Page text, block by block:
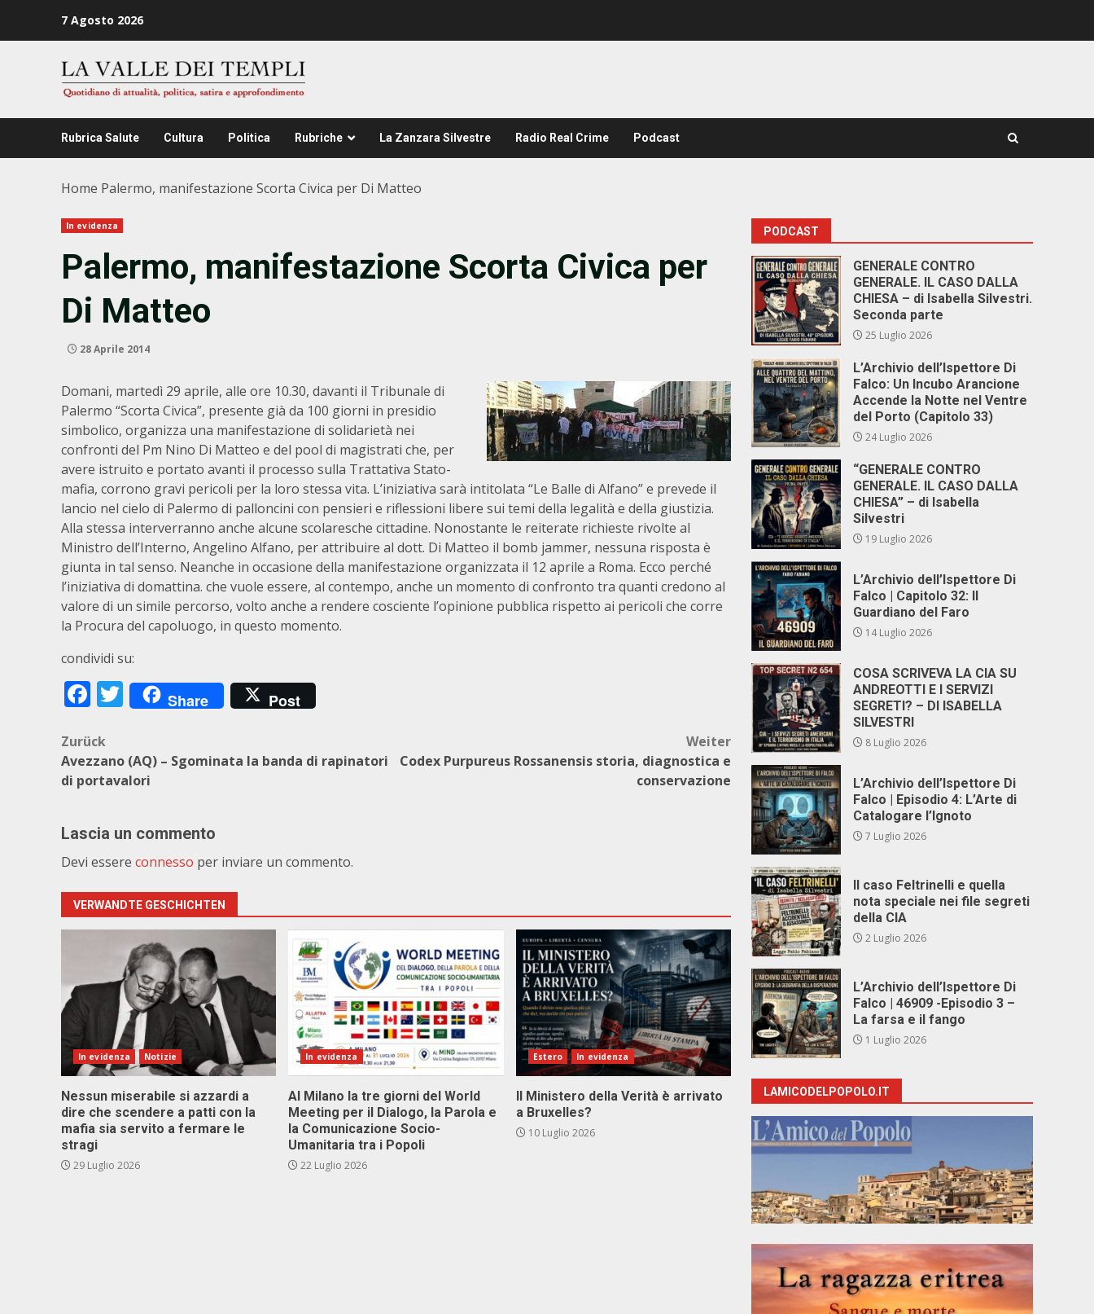
7 Agosto 2026
Rubrica Salute Cultura Politica Rubriche La Zanzara Silvestre Radio Real Crime Podcast
Home Palermo, manifestazione Scorta Civica per Di Matteo
In evidenza
Palermo, manifestazione Scorta Civica per
Di Matteo
28 Aprile 2014
Domani, martedì 29 aprile, alle ore 10.30, davanti il Tribunale di
Palermo “Scorta Civica”, presente già da 100 giorni in presidio
simbolico, organizza una manifestazione di solidarietà nei
confronti del Pm Nino Di Matteo e del pool di magistrati che, per
avere istruito e portato avanti il processo sulla Trattativa Stato-
mafia, corrono gravi pericoli per la loro stessa vita. L’iniziativa sarà intitolata “Le Balle di Alfano” e prevede il
lancio nel cielo di Palermo di palloncini con pensieri e riflessioni libere sui temi della legalità e della giustizia.
Alla stessa interverranno anche alcune scolaresche cittadine. Nonostante le reiterate richieste rivolte al
Ministro dell’Interno, Angelino Alfano, per attribuire al dott. Di Matteo il bomb jammer, nessuna risposta è
giunta in tal senso. Neanche in occasione della manifestazione organizzata il 12 aprile a Roma. Ecco perché
l’iniziativa di domattina. che vuole essere, al contempo, anche un momento di confronto tra quanti credono al
valore di un simile percorso, volto anche a rendere cosciente l’opinione pubblica rispetto ai pericoli che corre
la Procura del capoluogo, in questo momento.
condividi su:
Facebook
Twitter
Share Post
Beitragsnavigation
Zurück
Avezzano (AQ) – Sgominata la banda di rapinatori
di portavalori
Weiter
Codex Purpureus Rossanensis storia, diagnostica e
conservazione
Lascia un commento
Devi essere connesso per inviare un commento.
VERWANDTE GESCHICHTEN
In evidenza Notizie
Nessun miserabile si azzardi a
dire che scendere a patti con la
mafia sia servito a fermare le
stragi
29 Luglio 2026
In evidenza
Al Milano la tre giorni del World
Meeting per il Dialogo, la Parola e
la Comunicazione Socio-
Umanitaria tra i Popoli
22 Luglio 2026
Estero In evidenza
Il Ministero della Verità è arrivato
a Bruxelles?
10 Luglio 2026
PODCAST
GENERALE CONTRO
GENERALE. IL CASO DALLA
CHIESA – di Isabella Silvestri.
Seconda parte
25 Luglio 2026
L’Archivio dell’Ispettore Di
Falco: Un Incubo Arancione
Accende la Notte nel Ventre
del Porto (Capitolo 33)
24 Luglio 2026
“GENERALE CONTRO
GENERALE. IL CASO DALLA
CHIESA” – di Isabella
Silvestri
19 Luglio 2026
L’Archivio dell’Ispettore Di
Falco | Capitolo 32: Il
Guardiano del Faro
14 Luglio 2026
COSA SCRIVEVA LA CIA SU
ANDREOTTI E I SERVIZI
SEGRETI? – DI ISABELLA
SILVESTRI
8 Luglio 2026
L’Archivio dell’Ispettore Di
Falco | Episodio 4: L’Arte di
Catalogare l’Ignoto
7 Luglio 2026
Il caso Feltrinelli e quella
nota speciale nei file segreti
della CIA
2 Luglio 2026
L’Archivio dell’Ispettore Di
Falco | 46909 -Episodio 3 –
La farsa e il fango
1 Luglio 2026
LAMICODELPOPOLO.IT